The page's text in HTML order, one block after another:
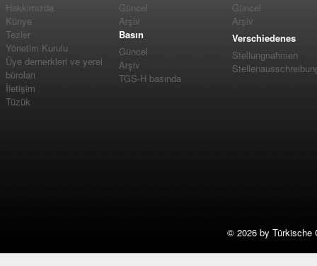
Hakkımızda
Künye
Tezler
Yönetim Kurulu
Üye dernerkleri ve yerel
büroları
İletişim
Tüzük
Güncel
Arşiv
Basın
Güncel
Arşiv
TGS-H basında
Güncel
Arşiv
Verschiedenes
Stellungnahmen
© 2026 by Türkische